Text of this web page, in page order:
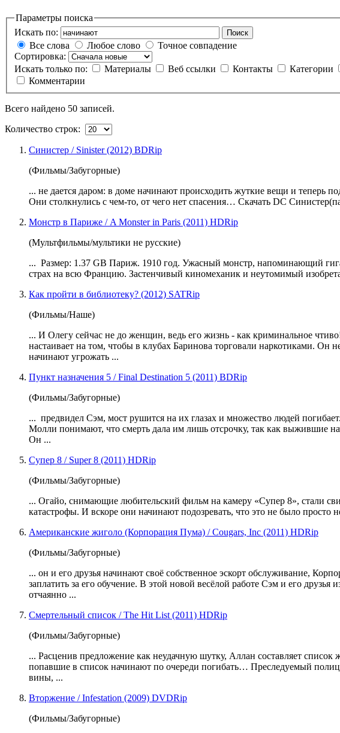
Параметры поиска
Искать по:
Поиск
Все слова Любое слово
Точное совпадение
Сортировка:
Искать только по:
Материалы Веб ссылки Контакты Категории
Комментарии
Всего найдено 50 записей.
Количество строк:
Синистер / Sinister (2012) BDRip
(Фильмы/Забугорные)
... не дается даром: в доме начинают происходить жуткие вещи и теперь
Они столкнулись с чем-то, от чего нет спасения… Скачать DC
Монстр в Париже / A Monster in Paris (2011) HDRip
(Мультфильмы/мультики не русские)
... Размер: 1.37 GB Париж. 1910 год. Ужасный монстр, напоминающий
страх на всю Францию. Застенчивый киномеханик и неутомимый
Как пройти в библиотеку? (2012) SATRip
(Фильмы/Наше)
... И Олегу сейчас не до женщин, ведь его жизнь - как криминальное
настаивает на том, чтобы в клубах Баринова торговали наркотиками. Он
начинают угрожать ...
Пункт назначения 5 / Final Destination 5 (2011) BDRip
(Фильмы/Забугорные)
... предвидел Сэм, мост рушится на их глазах и множество людей
Молли понимают, что смерть дала им лишь отсрочку, так как выжившие
Он ...
Супер 8 / Super 8 (2011) HDRip
(Фильмы/Забугорные)
... Огайо, снимающие любительский фильм на камеру «Супер 8», стали
катастрофы. И вскоре они начинают подозревать, что это не было просто
Американские жиголо (Корпорация Пума) / Cougars, Inc (2011) HDRip
(Фильмы/Забугорные)
... он и его друзья начинают своё собственное эскорт обслуживание,
заплатить за его обучение. В этой новой весёлой работе Сэм и его
отчаянно ...
Смертельный список / The Hit List (2011) HDRip
(Фильмы/Забугорные)
... Расценив предложение как неудачную шутку, Аллан составляет
попавшие в список начинают по очереди погибать… Преследуемый
вины, ...
Вторжение / Infestation (2009) DVDRip
(Фильмы/Забугорные)